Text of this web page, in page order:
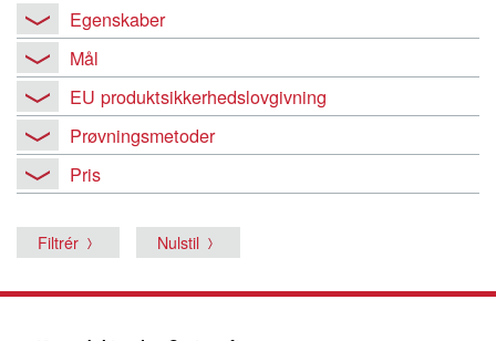
Egenskaber
Mål
EU produktsikkerhedslovgivning
Prøvningsmetoder
Pris
Filtrér Nulstil